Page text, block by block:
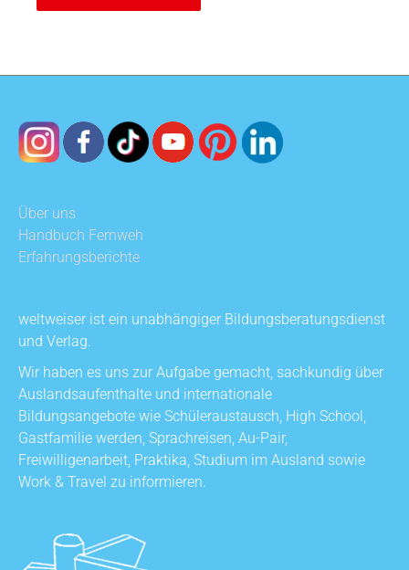
Über uns
Handbuch Fernweh
Erfahrungsberichte
weltweiser ist ein unabhängiger Bildungsberatungsdienst
und Verlag.
Wir haben es uns zur Aufgabe gemacht, sachkundig über
Auslandsaufenthalte und internationale
Bildungsangebote wie Schüleraustausch, High School,
Gastfamilie werden, Sprachreisen, Au-Pair,
Freiwilligenarbeit, Praktika, Studium im Ausland sowie
Work & Travel zu informieren.